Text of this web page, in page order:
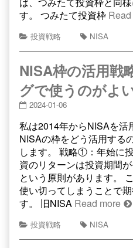
す。 つみたて投資枠
投資戦略 NISA
NISA枠の活用戦
グで使うのがよ
2024-01-06
私は2014年からNISAを活
NISAの枠をどう活用する
します。 戦略①：年始に
資のリターンは投資期間
という原則があります。
使い切ってしまうことで
す。 旧NISA Read more
投資戦略 NISA